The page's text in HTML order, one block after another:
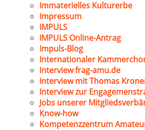
Immaterielles Kulturerbe
Impressum
IMPULS
IMPULS Online-Antrag
Impuls-Blog
Internationaler
Interview frag-amu.de
Interview mit Thomas
Interview zur
Jobs unserer
Know-how
Kompetenzzentrum